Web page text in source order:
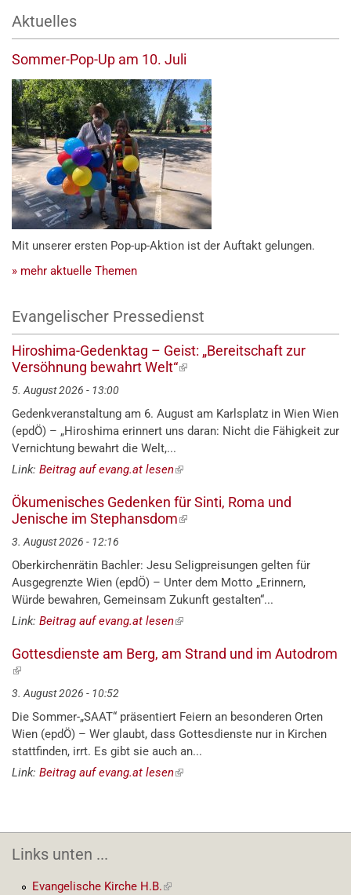
Aktuelles
Sommer-Pop-Up am 10. Juli
Mit unserer ersten Pop-up-Aktion ist der Auftakt gelungen.
» mehr aktuelle Themen
Evangelischer Pressedienst
Hiroshima-Gedenktag – Geist: „Bereitschaft zur
Versöhnung bewahrt Welt“(externer
5. August 2026 - 13:00
Gedenkveranstaltung am 6. August am Karlsplatz in Wien Wien
(epdÖ) – „Hiroshima erinnert uns daran: Nicht die Fähigkeit zur
Vernichtung bewahrt die Welt,...
Link: Beitrag auf evang.at lesen(externer
Ökumenisches Gedenken für Sinti, Roma und
Jenische im Stephansdom(externer
3. August 2026 - 12:16
Oberkirchenrätin Bachler: Jesu Seligpreisungen gelten für
Ausgegrenzte Wien (epdÖ) – Unter dem Motto „Erinnern,
Würde bewahren, Gemeinsam Zukunft gestalten“...
Link: Beitrag auf evang.at lesen(externer
Gottesdienste am Berg, am Strand und im Autodrom
(externer
Link)
3. August 2026 - 10:52
Die Sommer-„SAAT“ präsentiert Feiern an besonderen Orten
Wien (epdÖ) – Wer glaubt, dass Gottesdienste nur in Kirchen
stattfinden, irrt. Es gibt sie auch an...
Link: Beitrag auf evang.at lesen(externer
Links unten ...
Evangelische Kirche H.B.(externer